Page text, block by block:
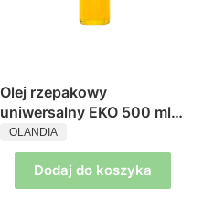
Olej rzepakowy
uniwersalny EKO 500 ml
Olandia
PRODUCENT
OLANDIA
Dodaj do koszyka